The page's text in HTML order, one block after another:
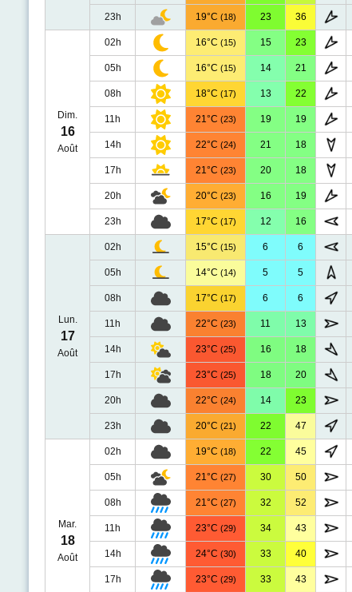
23h 19°C (18) 23 36
Dim.
16
Août
02h 16°C (15) 15 23
05h 16°C (15) 14 21
08h 18°C (17) 13 22
11h 21°C (23) 19 19
14h 22°C (24) 21 18
17h 21°C (23) 20 18
20h 20°C (23) 16 19
23h 17°C (17) 12 16
Lun.
17
Août
02h 15°C (15) 6 6
05h 14°C (14) 5 5
08h 17°C (17) 6 6
11h 22°C (23) 11 13
14h 23°C (25) 16 18
17h 23°C (25) 18 20
20h 22°C (24) 14 23
23h 20°C (21) 22 47
Mar.
18
Août
02h 19°C (18) 22 45
05h 21°C (27) 30 50
08h 21°C (27) 32 52
11h 23°C (29) 34 43
14h 24°C (30) 33 40
17h 23°C (29) 33 43